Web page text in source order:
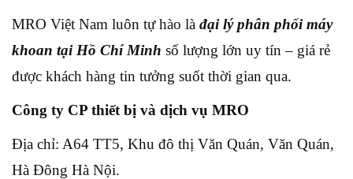
MRO Việt Nam luôn tự hào là đại lý phân phối máy
khoan tại Hồ Chí Minh số lượng lớn uy tín – giá rẻ
được khách hàng tin tưởng suốt thời gian qua.
Công ty CP thiết bị và dịch vụ MRO
Địa chỉ: A64 TT5, Khu đô thị Văn Quán, Văn Quán,
Hà Đông Hà Nội.